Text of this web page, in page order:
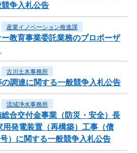
争入札公告
産業イノベーション推進課
教育事業委託業務のプロポーザ
古川土木事務所
調達に関する一般競争入札公告
流域浄水事務所
合交付金事業（防災・安全）長
発電装置（再構築）工事（債
）に関する一般競争入札公告